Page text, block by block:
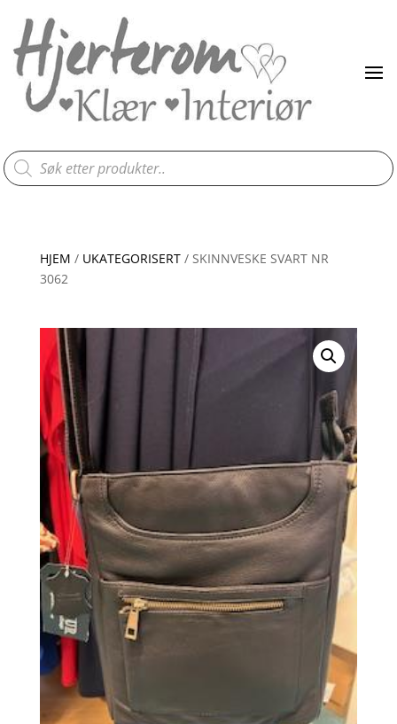
Products
search
HJEM / UKATEGORISERT/ SKINNVESKE SVART NR
3062